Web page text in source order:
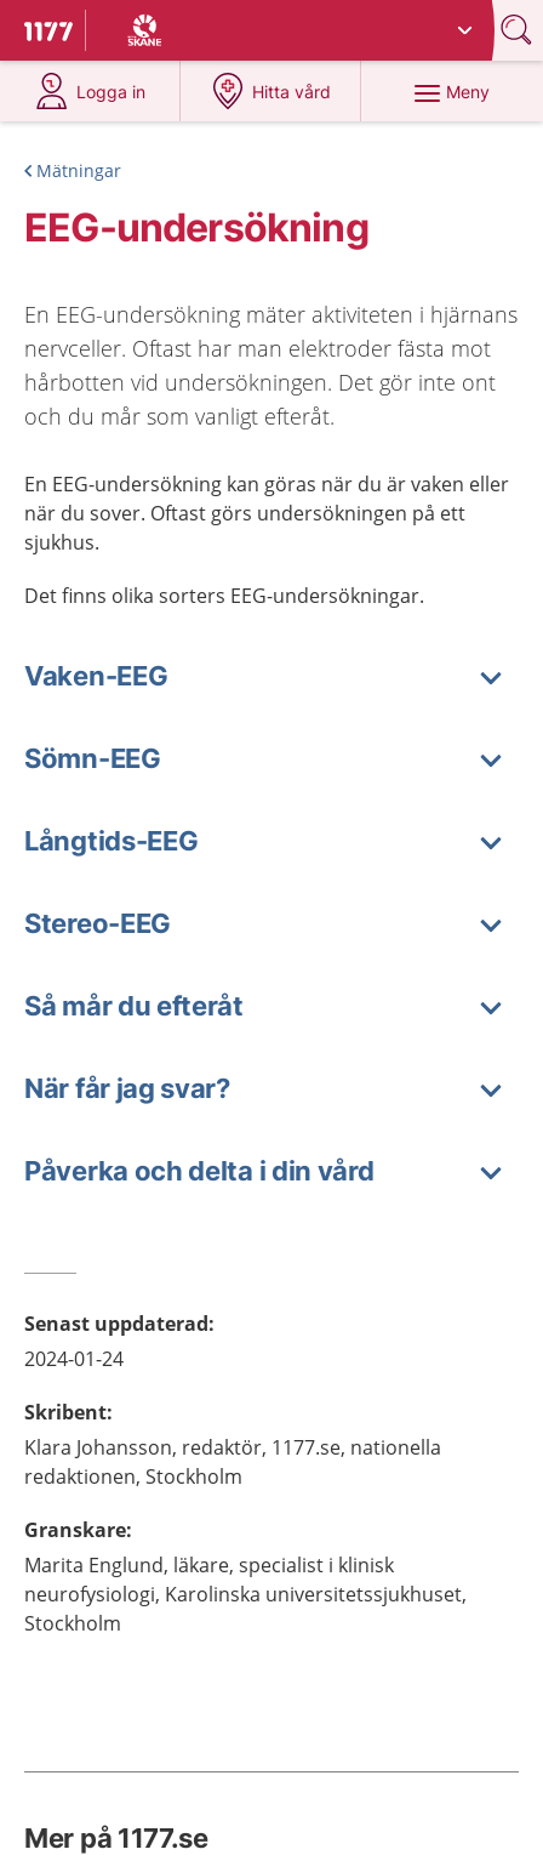
Till startsidan för 1177
Du har valt region
Logga in
på 1177.se
Hitta vård
på 1177.se
Meny
Mätningar
EEG-undersökning
En EEG-undersökning mäter aktiviteten i hjärnans
nervceller. Oftast har man elektroder fästa mot
hårbotten vid undersökningen. Det gör inte ont
och du mår som vanligt efteråt.
En EEG-undersökning kan göras när du är vaken eller
när du sover. Oftast görs undersökningen på ett
sjukhus.
Det finns olika sorters EEG-undersökningar.
Vaken-EEG
Sömn-EEG
Långtids-EEG
Stereo-EEG
Så mår du efteråt
När får jag svar?
Påverka och delta i din vård
Senast uppdaterad:
2024-01-24
Skribent:
Klara Johansson, redaktör, 1177.se, nationella
redaktionen, Stockholm
Granskare:
Marita Englund, läkare, specialist i klinisk
neurofysiologi, Karolinska universitetssjukhuset,
Stockholm
Mer på 1177.se